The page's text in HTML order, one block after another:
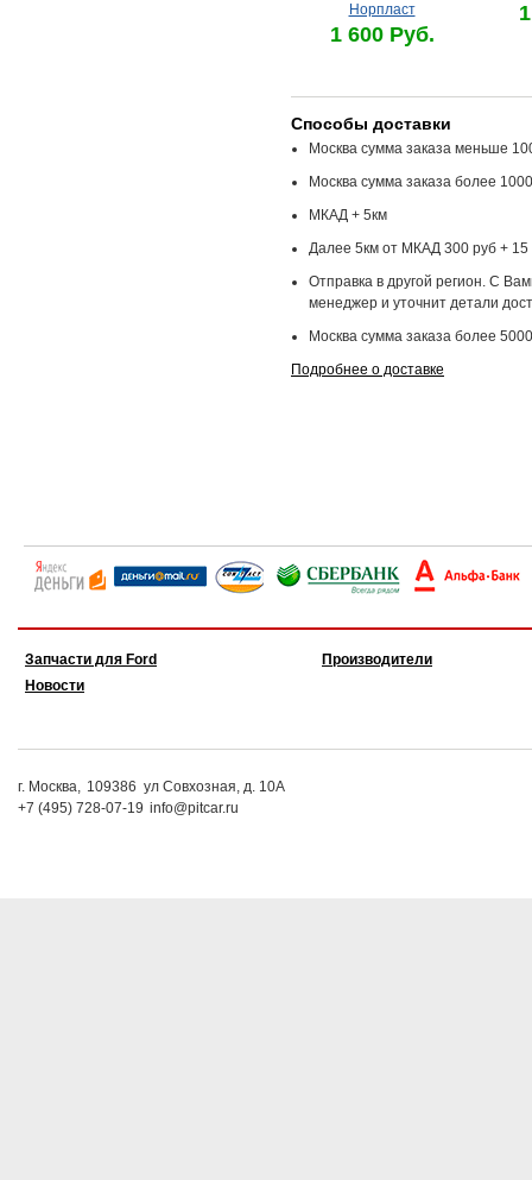
Норпласт
1 600 Руб.
Способы доставки
Москва сумма заказа меньше
Москва сумма заказа более
МКАД + 5км
Далее 5км от МКАД 300 руб + 15
Отправка в другой регион. С
менеджер и уточнит детали
Москва сумма заказа более
Подробнее о доставке
Запчасти для Ford
Новости
Производители
г. Москва, 109386 ул Совхозная, д. 10А
+7 (495) 728-07-19 info@pitcar.ru